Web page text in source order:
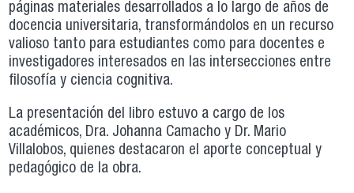
páginas materiales desarrollados a lo largo de años de
docencia universitaria, transformándolos en un recurso
valioso tanto para estudiantes como para docentes e
investigadores interesados en las intersecciones entre
filosofía y ciencia cognitiva.
La presentación del libro estuvo a cargo de los
académicos, Dra. Johanna Camacho y Dr. Mario
Villalobos, quienes destacaron el aporte conceptual y
pedagógico de la obra.